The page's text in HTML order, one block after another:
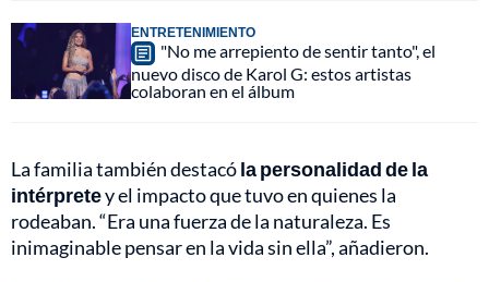
ENTRETENIMIENTO
"No me arrepiento de sentir tanto", el
nuevo disco de Karol G: estos artistas
colaboran en el álbum
La familia también destacóla personalidad de la
intérpretey el impacto que tuvo en quienes la
rodeaban. “Era una fuerza de la naturaleza. Es
inimaginable pensar en la vida sin ella”, añadieron.